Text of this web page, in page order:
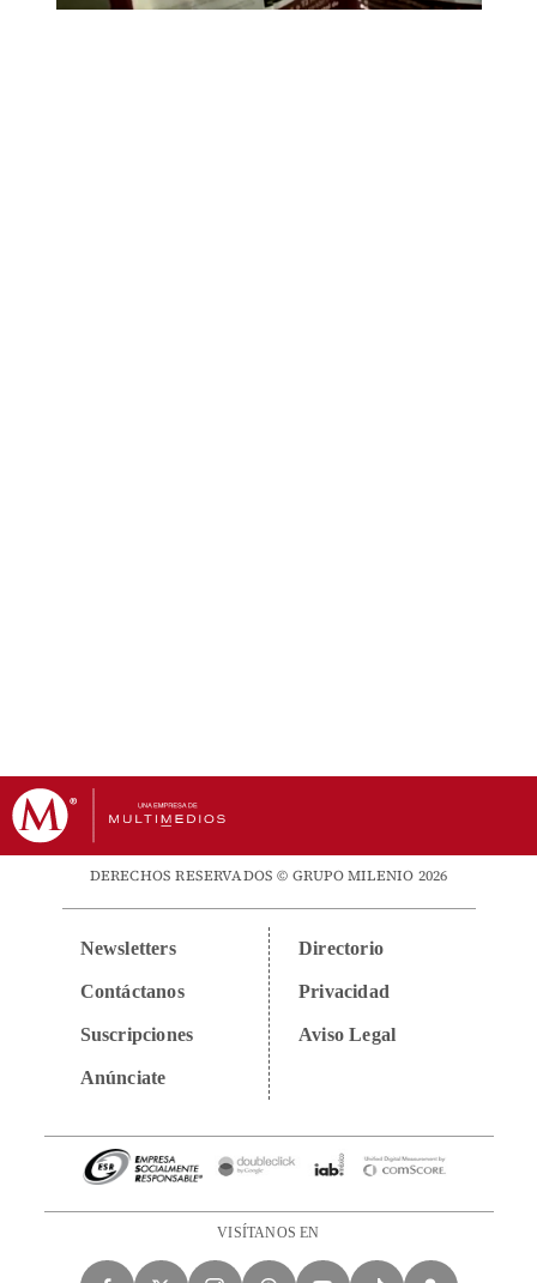
DERECHOS RESERVADOS © GRUPO MILENIO 2026
Newsletters
Contáctanos
Suscripciones
Anúnciate
Directorio
Privacidad
Aviso Legal
VISÍTANOS EN